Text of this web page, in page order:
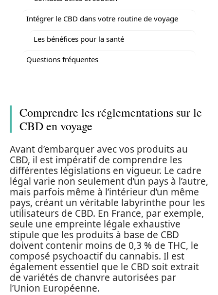
Intégrer le CBD dans votre routine de voyage
Les bénéfices pour la santé
Questions fréquentes
Comprendre les réglementations sur le
CBD en voyage
Avant d’embarquer avec vos produits au
CBD, il est impératif de comprendre les
différentes législations en vigueur. Le cadre
légal varie non seulement d’un pays à l’autre,
mais parfois même à l’intérieur d’un même
pays, créant un véritable labyrinthe pour les
utilisateurs de CBD. En France, par exemple,
seule une empreinte légale exhaustive
stipule que les produits à base de CBD
doivent contenir moins de 0,3 % de THC, le
composé psychoactif du cannabis. Il est
également essentiel que le CBD soit extrait
de variétés de chanvre autorisées par
l’Union Européenne.